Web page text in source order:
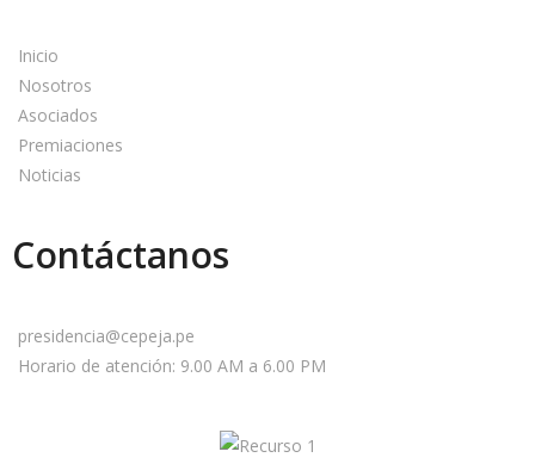
Inicio
Nosotros
Asociados
Premiaciones
Noticias
Contáctanos
presidencia@cepeja.pe
Horario de atención: 9.00 AM a 6.00 PM